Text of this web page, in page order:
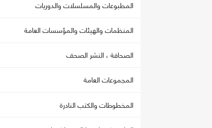
المطبوعات والمسلسلات والدوريات
المنظمات والهيئات والمؤسسات العامة
الصحافة ، النشر الصحف
المجموعات العامة
المخطوطات والكتب النادرة